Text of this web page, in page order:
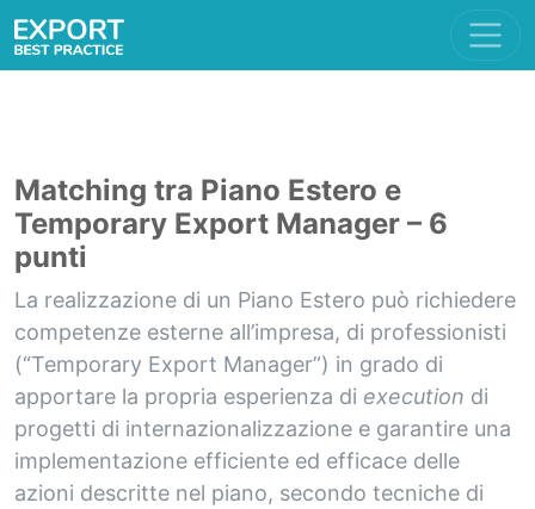
Matching tra Piano Estero e
Temporary Export Manager – 6
punti
La realizzazione di un Piano Estero può richiedere
competenze esterne all’impresa, di professionisti
(“Temporary Export Manager”) in grado di
apportare la propria esperienza di execution di
progetti di internazionalizzazione e garantire una
implementazione efficiente ed efficace delle
azioni descritte nel piano, secondo tecniche di